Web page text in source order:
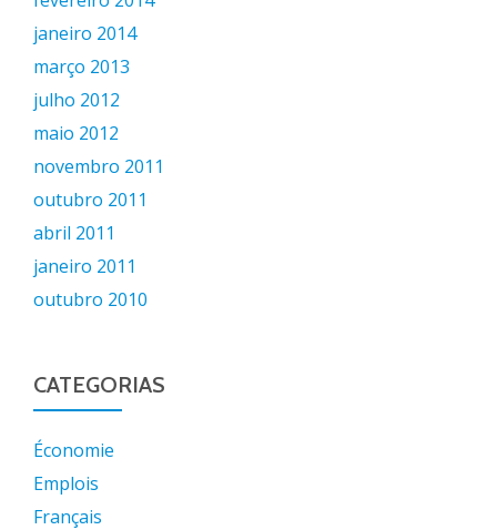
janeiro 2014
março 2013
julho 2012
maio 2012
novembro 2011
outubro 2011
abril 2011
janeiro 2011
outubro 2010
CATEGORIAS
Économie
Emplois
Français